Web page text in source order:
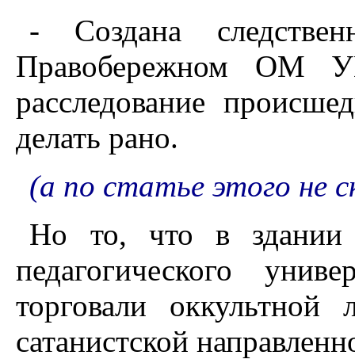
- Создана
Правобережном ОМ
расследование
делать рано.
(а по статье этого не
Но то, что в здании
педагогического
торговали
сатанистской